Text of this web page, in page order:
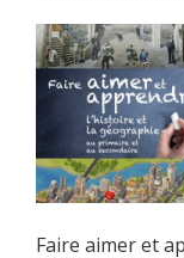
Faire aimer et